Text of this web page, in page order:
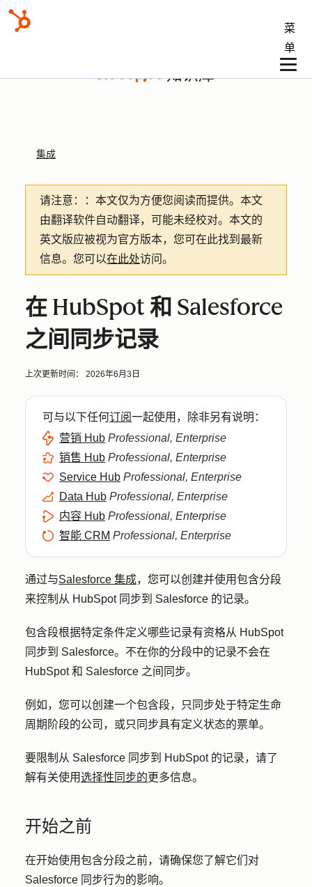
菜
单
知识库
集成
请注意： ：本文仅为方便您阅读而提供。 本文
由翻译软件自动翻译，可能未经校对。本文的
英文版应被视为官方版本，您可在此找到最新
信息。您可以在此处访问。
在 HubSpot 和 Salesforce
之间同步记录
上次更新时间： 2026年6月3日
可与以下任何订阅一起使用，除非另有说明：
营销 Hub Professional, Enterprise
销售 Hub Professional, Enterprise
Service Hub Professional, Enterprise
Data Hub Professional, Enterprise
内容 Hub Professional, Enterprise
智能 CRM Professional, Enterprise
通过与Salesforce 集成，您可以创建并使用包含分段
来控制从 HubSpot 同步到 Salesforce 的记录。
包含段根据特定条件定义哪些记录有资格从 HubSpot
同步到 Salesforce。不在你的分段中的记录不会在
HubSpot 和 Salesforce 之间同步。
例如，您可以创建一个包含段，只同步处于特定生命
周期阶段的公司，或只同步具有定义状态的票单。
要限制从 Salesforce 同步到 HubSpot 的记录，请了
解有关使用选择性同步的更多信息。
开始之前
在开始使用包含分段之前，请确保您了解它们对
Salesforce 同步行为的影响。